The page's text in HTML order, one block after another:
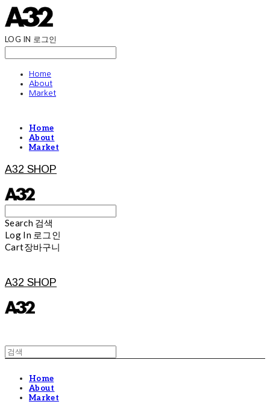
LOG IN 로그인
Home
About
Market
Home
About
Market
A32 SHOP
Search 검색
Log In 로그인
Cart장바구니
A32 SHOP
Home
About
Market